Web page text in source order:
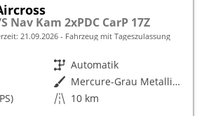
Nav Kam 2xPDC CarP 17Z
21.09.2026 Fahrzeug mit Tageszulassung
Getriebe Automatik
Außenfarbe
Mercure-Grau Metallic / Dach in
Kilometerstand 10 km